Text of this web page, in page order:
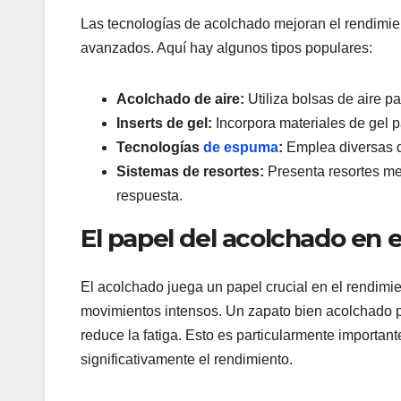
Las tecnologías de acolchado mejoran el
avanzados. Aquí hay algunos tipos populares:
Acolchado de aire: Utiliza bolsas de aire
Inserts de gel: Incorpora materiales de gel
Tecnologías de espuma: Emplea diversas
Sistemas de resortes: Presenta resortes
respuesta.
El papel del acolchado en
El acolchado juega un papel crucial en el
movimientos intensos. Un zapato bien
reduce la fatiga. Esto es particularmente
significativamente el rendimiento.